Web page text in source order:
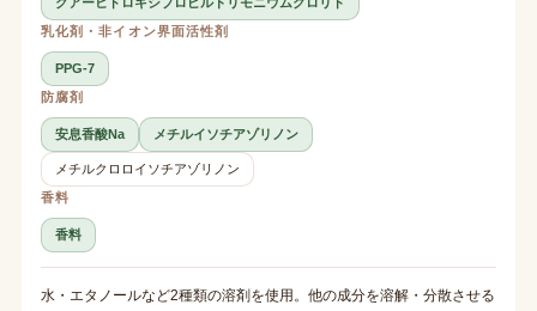
乳化剤・非イオン界面活性剤
PPG-7
防腐剤
安息香酸Na メチルイソチアゾリノン
メチルクロロイソチアゾリノン
香料
香料
水・エタノールなど2種類の溶剤を使用。他の成分を溶解・分散させる